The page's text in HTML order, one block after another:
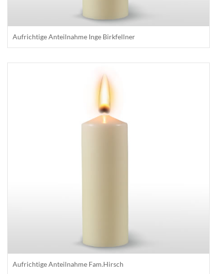
Aufrichtige Anteilnahme Inge Birkfellner
Aufrichtige Anteilnahme Fam.Hirsch